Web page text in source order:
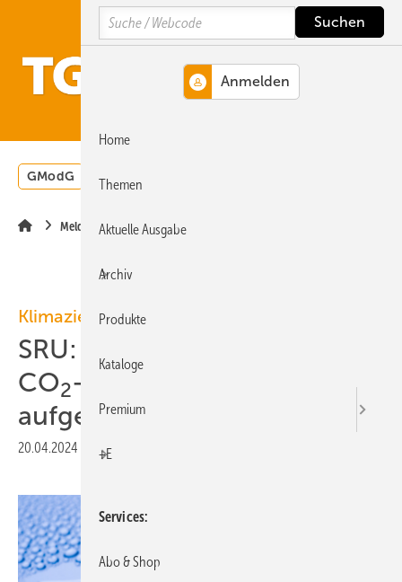
Hauptinhalt
Hauptmenü
SiteSearch
GModG Wärmepumpe
Meldungen
Klimaziele
SRU: Deutschlands 1,5-Grad-
CO2-Budget ist
aufgebraucht
20.04.2024 Druckvorschau
Search
Home
Themen
Aktuelle Ausgabe
Archiv
Produkte
Kataloge
Premium
+E
Services
Abo & Shop